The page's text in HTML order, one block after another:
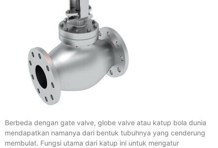
Berbeda dengan gate valve, globe valve atau katup bola dunia
mendapatkan namanya dari bentuk tubuhnya yang cenderung
membulat. Fungsi utama dari katup ini untuk mengatur